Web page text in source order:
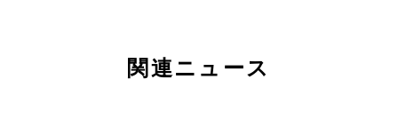
関連ニュース